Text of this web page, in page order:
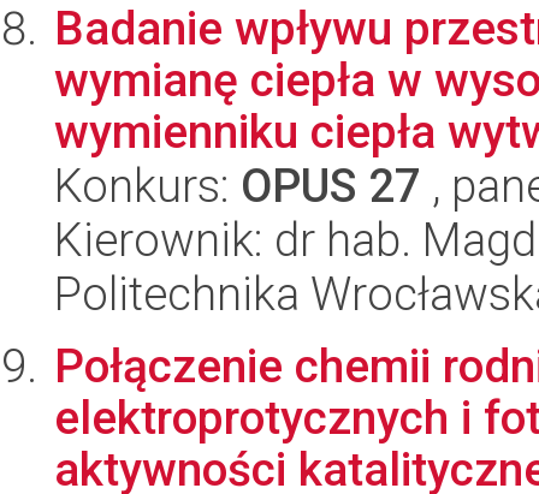
Badanie wpływu
wymianę ciepła w
wymienniku ciepła
Konkurs: OPUS 27 ,
Kierownik: dr hab.
Politechnika
Połączenie chemii
elektroprotycznych i
aktywności